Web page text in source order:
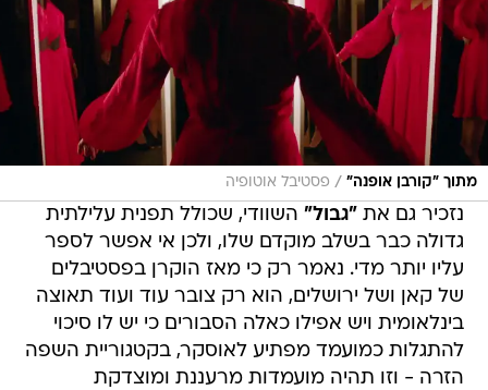
מתוך "קורבן אופנה" / פסטיבל אוטופיה
נזכיר גם את "גבול" השוודי, שכולל תפנית עלילתית
גדולה כבר בשלב מוקדם שלו, ולכן אי אפשר לספר
עליו יותר מדי. נאמר רק כי מאז הוקרן בפסטיבלים
של קאן ושל ירושלים, הוא רק צובר עוד ועוד תאוצה
בינלאומית ויש אפילו כאלה הסבורים כי יש לו סיכוי
להתגלות כמועמד מפתיע לאוסקר, בקטגוריית השפה
הזרה - וזו תהיה מועמדות מרעננת ומוצדקת